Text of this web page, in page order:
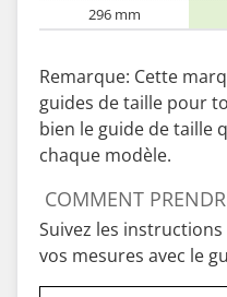
296 mm
Remarque: Cette
guides de taille pour
bien le guide de taille
chaque modèle.
COMMENT
Suivez les
vos mesures avec le